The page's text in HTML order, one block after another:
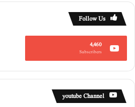
Follow Us
4,460
Subscribers
youtube Channel